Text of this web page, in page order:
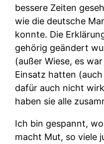
bessere Zeiten
wie die deutsche
konnte. Die
gehörig geändert
(außer Wiese, es
Einsatz hatten
dafür auch nicht
haben sie alle
Ich bin gespannt,
macht Mut, so viele